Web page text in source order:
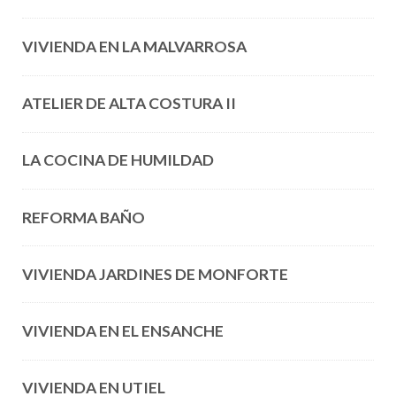
VIVIENDA EN LA MALVARROSA
ATELIER DE ALTA COSTURA II
LA COCINA DE HUMILDAD
REFORMA BAÑO
VIVIENDA JARDINES DE MONFORTE
VIVIENDA EN EL ENSANCHE
VIVIENDA EN UTIEL